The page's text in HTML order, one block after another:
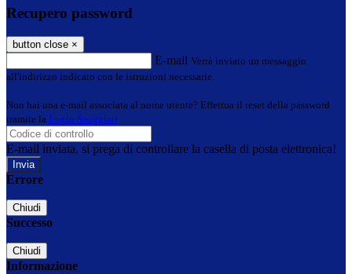
Recupero password
button close ×
E-mail Verrà inviato un messaggio
all'indirizzo indicato con le istruzioni necessarie.
Non hai una e-mail associata al nome utente? Effettua il reset della password
tramite la Login Spaggiari
E-mail inviata, si prega di controllare la casella di posta elettronica!
Errore
Chiudi
Successo
Chiudi
Informazione